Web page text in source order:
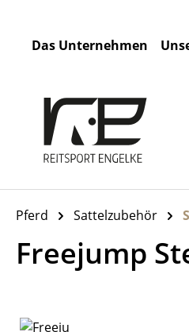
Das Unternehmen
Pferd Sattelzubehör
Freejump
Bildergalerie überspringen